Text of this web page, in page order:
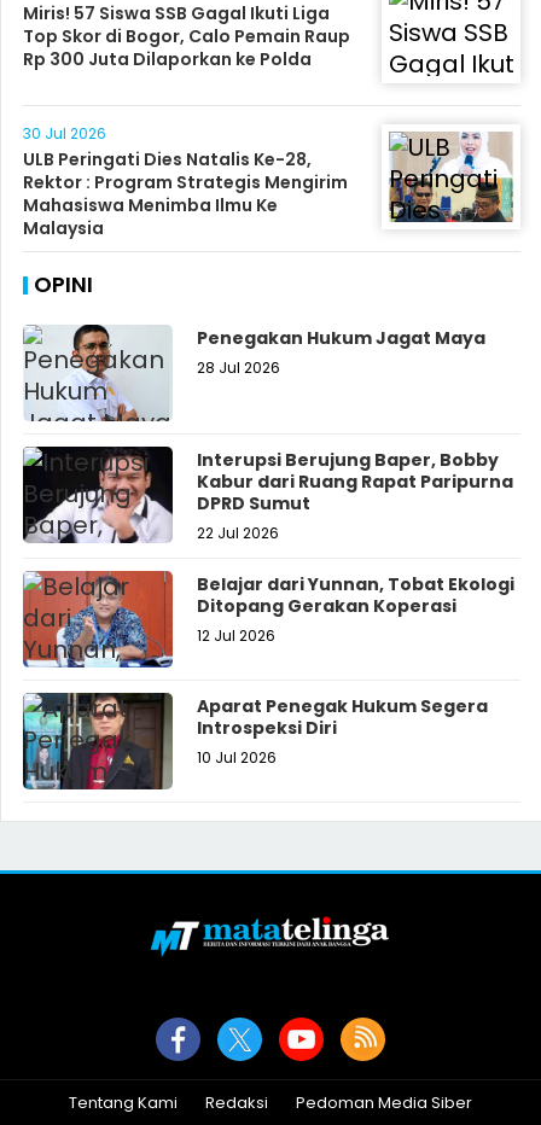
Miris! 57 Siswa SSB Gagal Ikuti Liga
Top Skor di Bogor, Calo Pemain Raup
Rp 300 Juta Dilaporkan ke Polda
30 Jul 2026
ULB Peringati Dies Natalis Ke-28,
Rektor : Program Strategis Mengirim
Mahasiswa Menimba Ilmu Ke
Malaysia
OPINI
Penegakan Hukum Jagat Maya
28 Jul 2026
Interupsi Berujung Baper, Bobby
Kabur dari Ruang Rapat Paripurna
DPRD Sumut
22 Jul 2026
Belajar dari Yunnan, Tobat Ekologi
Ditopang Gerakan Koperasi
12 Jul 2026
Aparat Penegak Hukum Segera
Introspeksi Diri
10 Jul 2026
Tentang Kami Redaksi
Pedoman Media Siber